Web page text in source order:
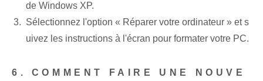
de Windows XP.
Sélectionnez l'option « Réparer votre ordinateur » et s
uivez les instructions à l'écran pour formater votre PC.
6. COMMENT FAIRE UNE NOUVE